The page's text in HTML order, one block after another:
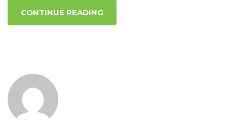
CONTINUE READING